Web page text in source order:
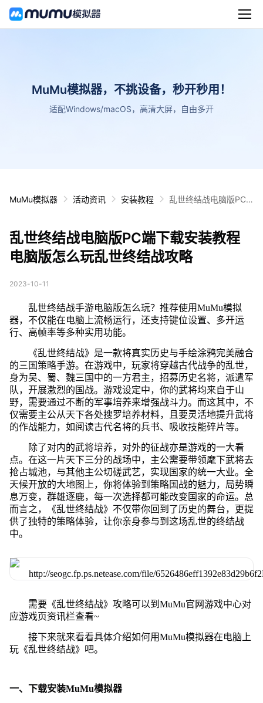
MuMu模拟器，不挑设备，秒开秒用！
适配Windows/macOS，高清大屏，自由多开
MuMu模拟器 活动资讯 安装教程
乱世终结战电脑版PC
乱世终结战电脑版PC端下载安装教程
电脑版怎么玩乱世终结战攻略
2023-10-11
乱世终结战手游电脑版怎么玩？推荐使用MuMu模拟
器，不仅能在电脑上流畅运行，还支持键位设置、多开运
行、高帧率等多种实用功能。
《乱世终结战》是一款将真实历史与手绘涂鸦完美融合
的三国策略手游。在游戏中，玩家将穿越古代战争的乱世，
身为吴、蜀、魏三国中的一方君主，招募历史名将，派遣军
队，开展激烈的国战。游戏设定中，你的武将均来自于山
野，需要通过不断的军事培养来增强战斗力。而这其中，不
仅需要主公从天下各处搜罗培养材料，且要灵活地提升武将
的作战能力，如阅读古代名将的兵书、吸收技能碎片等。
除了对内的武将培养，对外的征战亦是游戏的一大看
点。在这一片天下三分的战场中，主公需要带领麾下武将去
抢占城池，与其他主公切磋武艺，实现国家的统一大业。全
天候开放的大地图上，你将体验到策略国战的魅力，局势瞬
息万变，群雄逐鹿，每一次选择都可能改变国家的命运。总
而言之，《乱世终结战》不仅带你回到了历史的舞台，更提
供了独特的策略体验，让你亲身参与到这场乱世的终结战
中。
需要《乱世终结战》攻略可以到MuMu官网游戏中心对
应游戏页资讯栏查看~
接下来就来看看具体介绍如何用MuMu模拟器在电脑上
玩《乱世终结战》吧。
一、下载安装MuMu模拟器